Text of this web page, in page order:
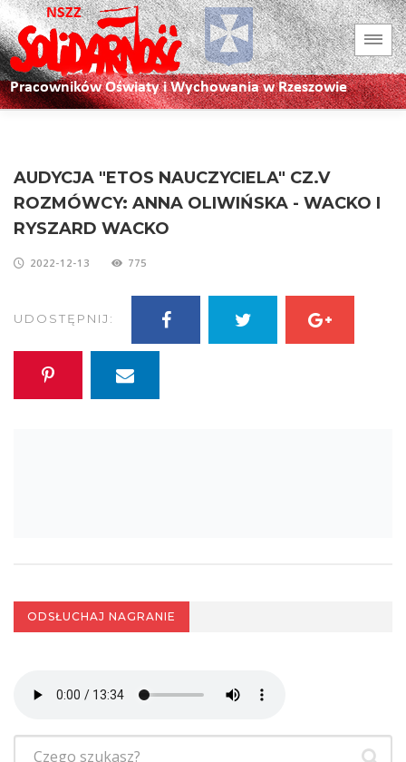
AUDYCJA "ETOS NAUCZYCIELA" CZ.V
ROZMÓWCY: ANNA OLIWIŃSKA - WACKO I
RYSZARD WACKO
2022-12-13 775
UDOSTĘPNIJ:
ODSŁUCHAJ NAGRANIE